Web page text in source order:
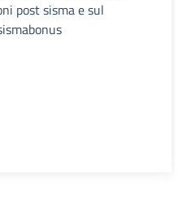
post sisma e sul